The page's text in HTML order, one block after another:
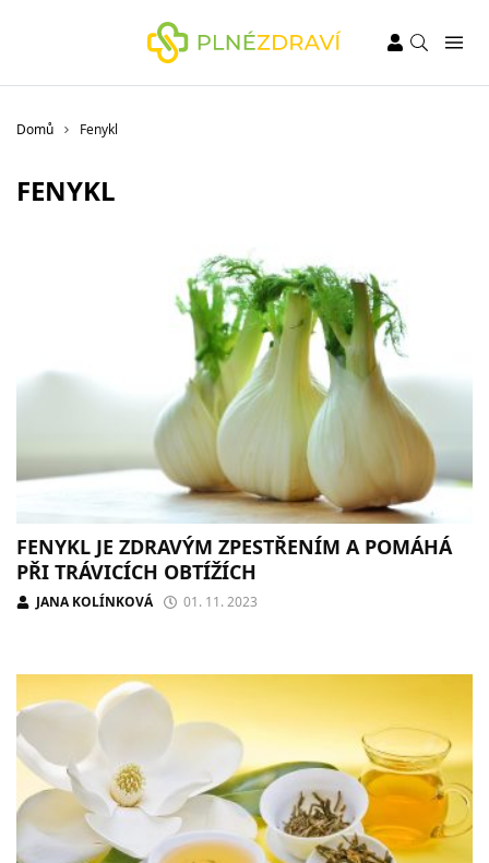
Domů Fenykl
FENYKL
FENYKL JE ZDRAVÝM ZPESTŘENÍM A POMÁHÁ
PŘI TRÁVICÍCH OBTÍŽÍCH
JANA KOLÍNKOVÁ 01. 11. 2023